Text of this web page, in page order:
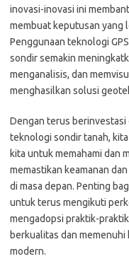
inovasi-inovasi ini
membuat keputusan yang
Penggunaan teknologi
sondir semakin
menganalisis, dan
menghasilkan solusi
Dengan terus berinvestasi
teknologi sondir tanah,
kita untuk memahami dan
memastikan keamanan
di masa depan. Penting
untuk terus mengikuti
mengadopsi praktik-
berkualitas dan
modern.